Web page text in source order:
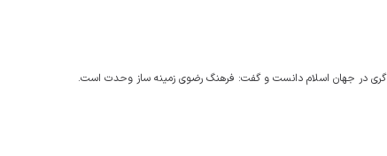
گری در جهان اسلام دانست و گفت: فرهنگ رضوی زمینه ساز وحدت است.